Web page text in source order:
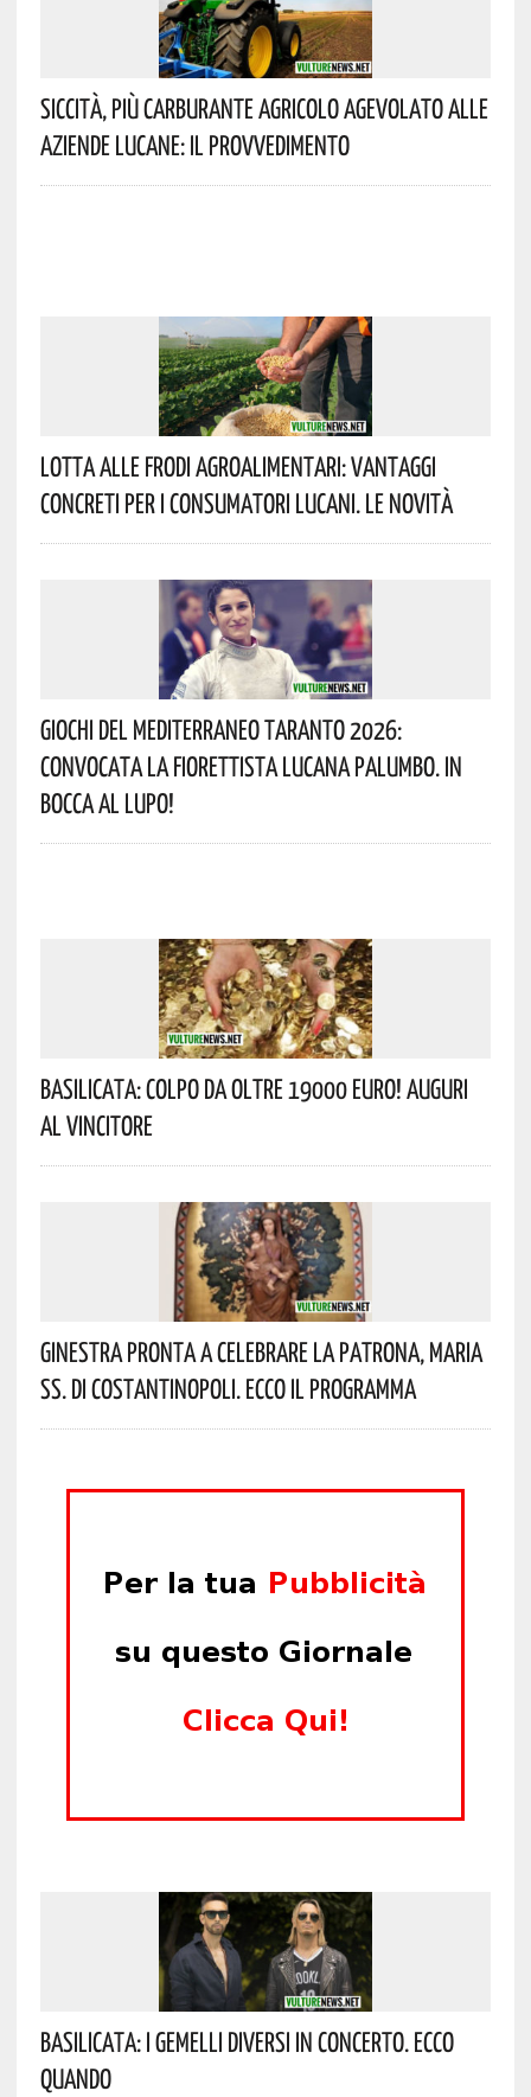
Siccità, Più Carburante Agricolo Agevolato Alle
Aziende Lucane: Il Provvedimento
Lotta Alle Frodi Agroalimentari: Vantaggi
Concreti Per I Consumatori Lucani. Le Novità
Giochi Del Mediterraneo Taranto 2026:
Convocata La Fiorettista Lucana Palumbo. In
Bocca Al Lupo!
Basilicata: Colpo Da Oltre 19000 Euro! Auguri
Al Vincitore
Ginestra Pronta A Celebrare La Patrona, Maria
SS. Di Costantinopoli. Ecco Il Programma
Basilicata: I Gemelli DiVersi In Concerto. Ecco
Quando